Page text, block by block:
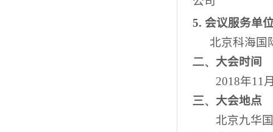
5. 会议服务单
北京科海国
二、 大会时间
2018年11
三、 大会地点
北京九华